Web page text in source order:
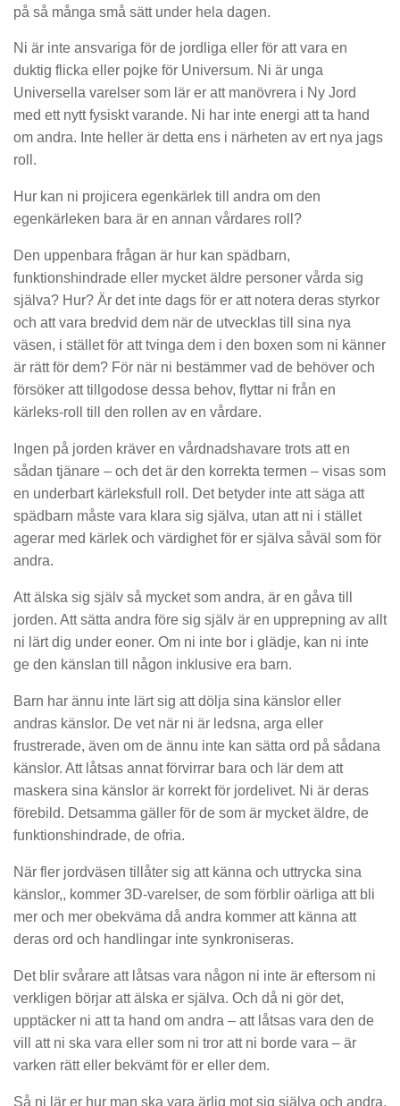
på så många små sätt under hela dagen.
Ni är inte ansvariga för de jordliga eller för att vara en
duktig flicka eller pojke för Universum. Ni är unga
Universella varelser som lär er att manövrera i Ny Jord
med ett nytt fysiskt varande. Ni har inte energi att ta hand
om andra. Inte heller är detta ens i närheten av ert nya jags
roll.
Hur kan ni projicera egenkärlek till andra om den
egenkärleken bara är en annan vårdares roll?
Den uppenbara frågan är hur kan spädbarn,
funktionshindrade eller mycket äldre personer vårda sig
själva? Hur? Är det inte dags för er att notera deras styrkor
och att vara bredvid dem när de utvecklas till sina nya
väsen, i stället för att tvinga dem i den boxen som ni känner
är rätt för dem? För när ni bestämmer vad de behöver och
försöker att tillgodose dessa behov, flyttar ni från en
kärleks-roll till den rollen av en vårdare.
Ingen på jorden kräver en vårdnadshavare trots att en
sådan tjänare – och det är den korrekta termen – visas som
en underbart kärleksfull roll. Det betyder inte att säga att
spädbarn måste vara klara sig själva, utan att ni i stället
agerar med kärlek och värdighet för er själva såväl som för
andra.
Att älska sig själv så mycket som andra, är en gåva till
jorden. Att sätta andra före sig själv är en upprepning av allt
ni lärt dig under eoner. Om ni inte bor i glädje, kan ni inte
ge den känslan till någon inklusive era barn.
Barn har ännu inte lärt sig att dölja sina känslor eller
andras känslor. De vet när ni är ledsna, arga eller
frustrerade, även om de ännu inte kan sätta ord på sådana
känslor. Att låtsas annat förvirrar bara och lär dem att
maskera sina känslor är korrekt för jordelivet. Ni är deras
förebild. Detsamma gäller för de som är mycket äldre, de
funktionshindrade, de ofria.
När fler jordväsen tillåter sig att känna och uttrycka sina
känslor,, kommer 3D-varelser, de som förblir oärliga att bli
mer och mer obekväma då andra kommer att känna att
deras ord och handlingar inte synkroniseras.
Det blir svårare att låtsas vara någon ni inte är eftersom ni
verkligen börjar att älska er själva. Och då ni gör det,
upptäcker ni att ta hand om andra – att låtsas vara den de
vill att ni ska vara eller som ni tror att ni borde vara – är
varken rätt eller bekvämt för er eller dem.
Så ni lär er hur man ska vara ärlig mot sig själva och andra.